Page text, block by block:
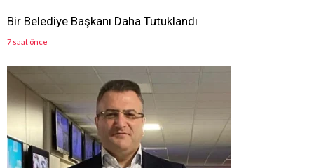
Bir Belediye Başkanı Daha Tutuklandı
7 saat önce